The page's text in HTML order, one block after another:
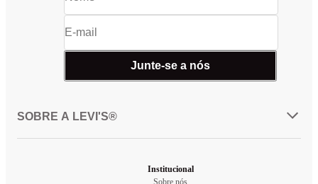
Junte-se a nós
SOBRE A LEVI'S®
Institucional